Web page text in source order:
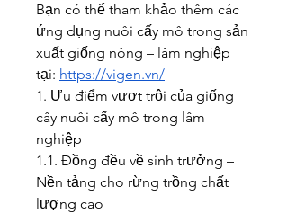
Bạn có thể tham khảo thêm các
ứng dụng nuôi cấy mô trong sản
xuất giống nông – lâm nghiệp
tại: https://vigen.vn/
1. Ưu điểm vượt trội của giống
cây nuôi cấy mô trong lâm
nghiệp
1.1. Đồng đều về sinh trưởng –
Nền tảng cho rừng trồng chất
lượng cao